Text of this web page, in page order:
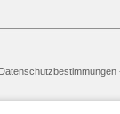
Datenschutzbestimmungen